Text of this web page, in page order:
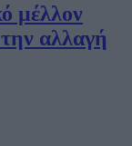
μέλλον
αλλαγή